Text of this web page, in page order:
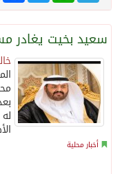
سعيد بخيت
أخبار محلية